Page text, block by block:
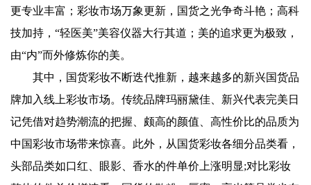
更专业丰富；彩妆市场万象更新，国货之光争奇斗艳；高科
技加持，“轻医美”美容仪器大行其道；美的追求更为极致，
由“内”而外修炼你的美。
其中，国货彩妆不断迭代推新，越来越多的新兴国货品
牌加入线上彩妆市场。传统品牌玛丽黛佳、新兴代表完美日
记凭借对趋势潮流的把握、颇高的颜值、高性价比的品质为
中国彩妆市场带来惊喜。此外，从国货彩妆各细分品类看，
头部品类如口红、眼影、香水的件单价上涨明显;对比彩妆